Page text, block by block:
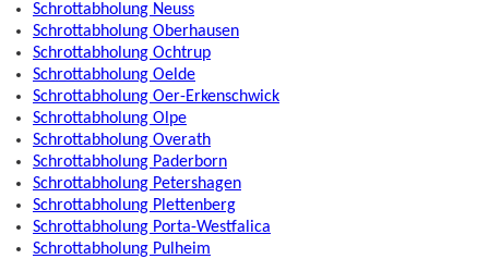
Schrottabholung Neuss
Schrottabholung Oberhausen
Schrottabholung Ochtrup
Schrottabholung Oelde
Schrottabholung Oer-Erkenschwick
Schrottabholung Olpe
Schrottabholung Overath
Schrottabholung Paderborn
Schrottabholung Petershagen
Schrottabholung Plettenberg
Schrottabholung Porta-Westfalica
Schrottabholung Pulheim